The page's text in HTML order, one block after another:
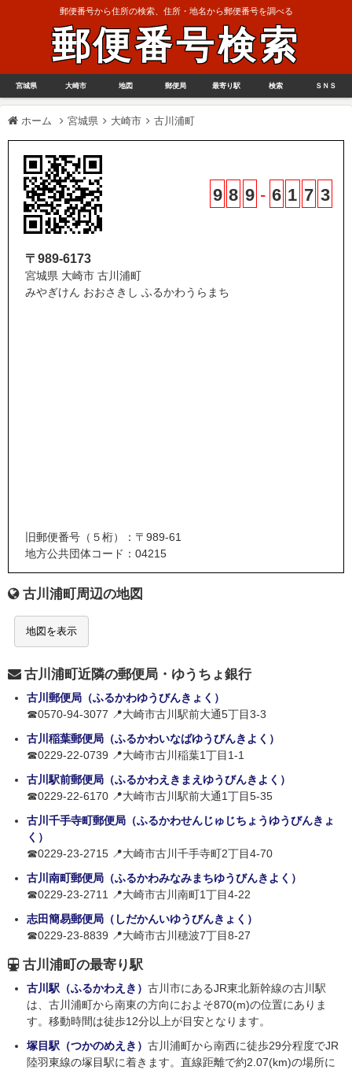
郵便番号から住所の検索、住所・地名から郵便番号を調べる
郵便番号検索
宮城県 大崎市 地図 郵便局 最寄り駅 検索 ＳＮＳ
ホーム 宮城県 大崎市 古川浦町
9 8 9 - 6 1 7 3
〒989-6173
宮城県 大崎市 古川浦町
みやぎけん おおさきし ふるかわうらまち
旧郵便番号（５桁）：〒989-61
地方公共団体コード：04215
古川浦町周辺の地図
地図を表示
古川浦町近隣の郵便局・ゆうちょ銀行
古川郵便局（ふるかわゆうびんきょく）
☎0570-94-3077 📍大崎市古川駅前大通5丁目3-3
古川稲葉郵便局（ふるかわいなばゆうびんきよく）
☎0229-22-0739 📍大崎市古川稲葉1丁目1-1
古川駅前郵便局（ふるかわえきまえゆうびんきよく）
☎0229-22-6170 📍大崎市古川駅前大通1丁目5-35
古川千手寺町郵便局（ふるかわせんじゅじちょうゆうびんきょ
く）
☎0229-23-2715 📍大崎市古川千手寺町2丁目4-70
古川南町郵便局（ふるかわみなみまちゆうびんきよく）
☎0229-23-2711 📍大崎市古川南町1丁目4-22
志田簡易郵便局（しだかんいゆうびんきょく）
☎0229-23-8839 📍大崎市古川穂波7丁目8-27
古川浦町の最寄り駅
古川駅（ふるかわえき） 古川市にあるJR東北新幹線の古川駅
は、古川浦町から南東の方向におよそ870(m)の位置にありま
す。移動時間は徒歩12分以上が目安となります。
塚目駅（つかのめえき） 古川浦町から南西に徒歩29分程度でJR
陸羽東線の塚目駅に着きます。直線距離で約2.07(km)の場所に